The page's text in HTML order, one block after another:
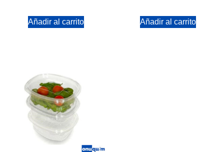
Añadir al carrito Añadir al carrito